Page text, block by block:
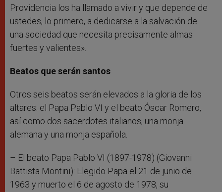
Providencia los ha llamado a vivir y que depende de
ustedes, lo primero, a dedicarse a la salvación de
una sociedad que necesita precisamente almas
fuertes y valientes».
Beatos que serán santos
Otros seis beatos serán elevados a la gloria de los
altares: el Papa Pablo VI y el beato Óscar Romero,
así como dos sacerdotes italianos, una monja
alemana y una monja española.
– El beato Papa Pablo VI (1897-1978) (Giovanni
Battista Montini): Elegido Papa el 21 de junio de
1963 y muerto el 6 de agosto de 1978, su